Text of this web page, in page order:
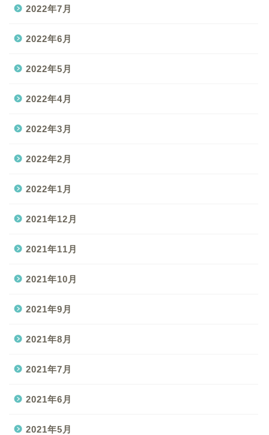
2022年7月
2022年6月
2022年5月
2022年4月
2022年3月
2022年2月
2022年1月
2021年12月
2021年11月
2021年10月
2021年9月
2021年8月
2021年7月
2021年6月
2021年5月